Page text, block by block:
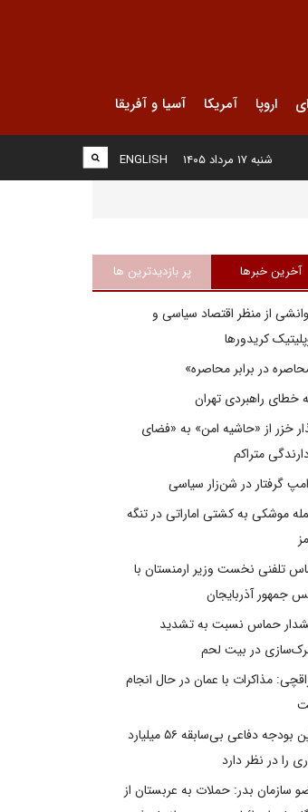
اروپا آمریکا آسیا و آفریقا
ENGLISH شنبه ۱۷ مرداد ۱۴۰۵
آخرین خبرها پر بازدیدترین ها
از منظر اقتصاد سیاسی و
کریدورها
در برابر محاصره»
خطای راهبردی تهران
خزر از «حاشیه امن» به «فضای
متراکم
گرفتار در شن‌زار سیاسی
موشکی به کشتی اماراتی در تنگه
تلفنی نخست وزیر ارمنستان با
جمهور آذربایجان
حماس نسبت به تشدید
در بیت‌ لحم
مذاکرات با عمان در حال انجام
ژاپن بودجه دفاعی بی‌سابقه ۵۶ میلیارد
را در نظر دارد
سازمان بدر: حملات به عربستان از